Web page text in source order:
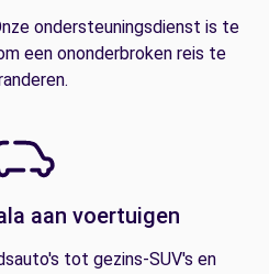
ondersteuningsdienst is te
een ononderbroken reis te
aan voertuigen
tot gezins-SUV's en